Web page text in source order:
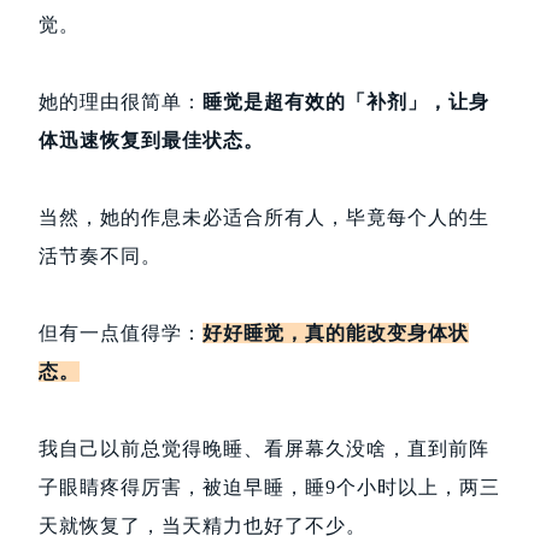
觉。
她的理由很简单： 睡觉是超有效的「补剂」，让身
体迅速恢复到最佳状态。
当然，她的作息未必适合所有人，毕竟每个人的生
活节奏不同。
但有一点值得学： 好好睡觉，真的能改变身体状
态。
我自己以前总觉得晚睡、看屏幕久没啥，直到前阵
子眼睛疼得厉害，被迫早睡，睡9个小时以上，两三
天就恢复了，当天精力也好了不少。